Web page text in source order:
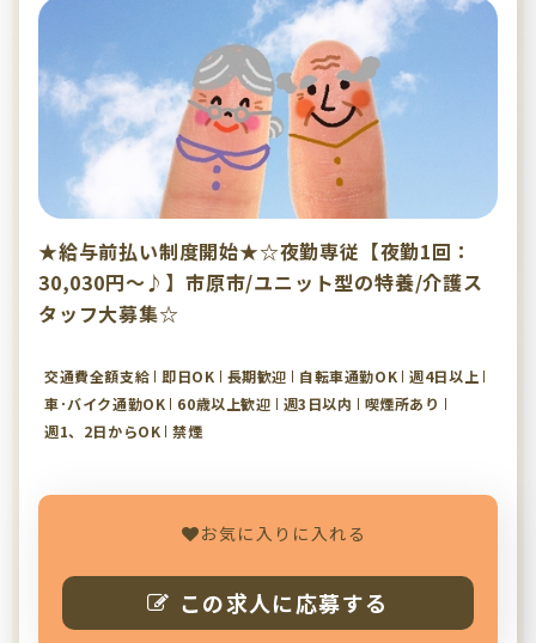
★給与前払い制度開始★☆夜勤専従【夜勤1回：
30,030円～♪】市原市/ユニット型の特養/介護ス
タッフ大募集☆
交通費全額支給 即日OK 長期歓迎 自転車通勤OK
週4日以上
車･バイク通勤OK
60歳以上歓迎 週3日以内
喫煙所あり
週1、2日からOK
禁煙
お気に入りに入れる
この求人に応募する